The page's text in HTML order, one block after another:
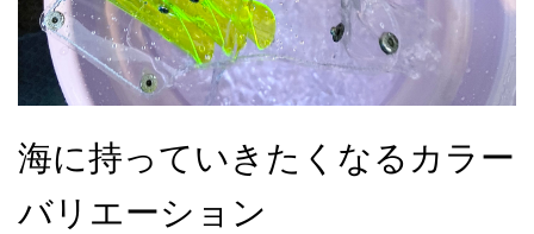
海に持っていきたくなるカラー
バリエーション